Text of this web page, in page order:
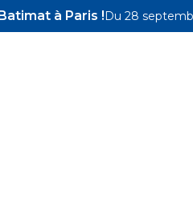
à Paris !Du 28